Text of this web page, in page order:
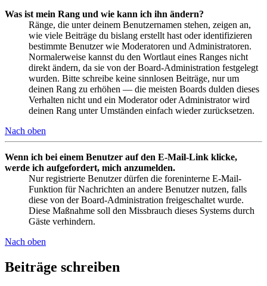
Was ist mein Rang und wie kann ich ihn ändern?
Ränge, die unter deinem Benutzernamen stehen, zeigen an,
wie viele Beiträge du bislang erstellt hast oder identifizieren
bestimmte Benutzer wie Moderatoren und Administratoren.
Normalerweise kannst du den Wortlaut eines Ranges nicht
direkt ändern, da sie von der Board-Administration festgelegt
wurden. Bitte schreibe keine sinnlosen Beiträge, nur um
deinen Rang zu erhöhen — die meisten Boards dulden dieses
Verhalten nicht und ein Moderator oder Administrator wird
deinen Rang unter Umständen einfach wieder zurücksetzen.
Nach oben
Wenn ich bei einem Benutzer auf den E-Mail-Link klicke,
werde ich aufgefordert, mich anzumelden.
Nur registrierte Benutzer dürfen die foreninterne E-Mail-
Funktion für Nachrichten an andere Benutzer nutzen, falls
diese von der Board-Administration freigeschaltet wurde.
Diese Maßnahme soll den Missbrauch dieses Systems durch
Gäste verhindern.
Nach oben
Beiträge schreiben